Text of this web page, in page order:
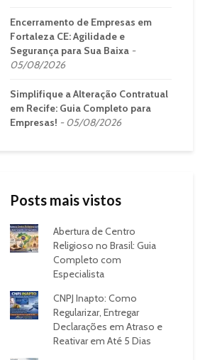
Encerramento de Empresas em
Fortaleza CE: Agilidade e
Segurança para Sua Baixa
05/08/2026
Simplifique a Alteração Contratual
em Recife: Guia Completo para
Empresas!
05/08/2026
Posts mais vistos
Abertura de Centro
Religioso no Brasil: Guia
Completo com
Especialista
CNPJ Inapto: Como
Regularizar, Entregar
Declarações em Atraso e
Reativar em Até 5 Dias